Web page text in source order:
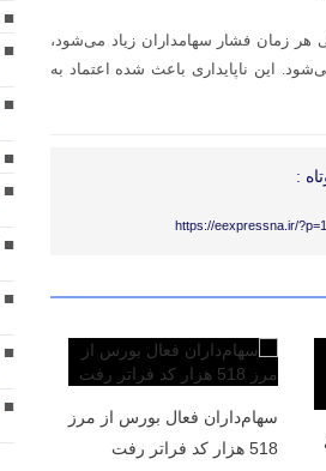
هر زمان فشار سهامداران زیاد می‌شود،
این ناپایداری باعث شده اعتماد به
:
https://eexpressna.ir/
سهام‌داران فعال بورس از مرز
518 هزار کد فراتر رفت